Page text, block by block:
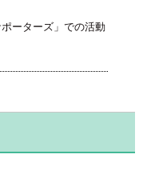
ーターズ」での活動